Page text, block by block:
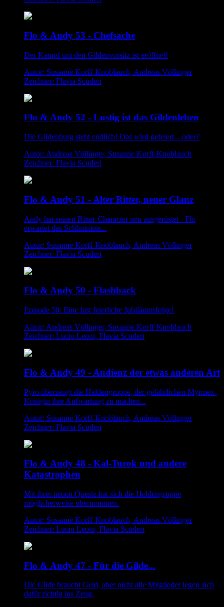
Flo & Andy 53 - Chefsache
Der Kampf um den Gildenvorsitz ist eröffnet!
Autor: Susanne Korff-Knoblauch, Andreas Völlinger
Zeichner: Flavia Scuderi
Flo & Andy 52 - Lustig ist das Gildenleben
Die Gildenburg steht endlich! Das wird gefeiert... oder?
Autor: Andreas Völlinger, Susanne Korff-Knoblauch
Zeichner: Flavia Scuderi
Flo & Andy 51 - Alter Ritter, neuer Glanz
Andy hat seinen Ritter-Character neu ausgerüstet - Flo
erwartet das Schlimmste...
Autor: Susanne Korff-Knoblauch, Andreas Völlinger
Zeichner: Flavia Scuderi
Flo & Andy 50 - Flashback
Episode 50: Eine fast feierliche Jubiläumsfolge!
Autor: Andreas Völlinger, Susanne Korff-Knoblauch
Zeichner: Lucio Leoni, Flavia Scuderi
Flo & Andy 49 - Audienz der etwas anderen Art
Pyro überzeugt die Heldengruppe, der gefährlichen Myrmex-
Königin ihre Aufwartung zu machen...
Autor: Susanne Korff-Knoblauch, Andreas Völlinger
Zeichner: Flavia Scuderi
Flo & Andy 48 - Kal-Turok und andere
Katastrophen
Mit ihrer neuen Queste hat sich die Heldengruppe
möglicherweise übernommen.
Autor: Susanne Korff-Knoblauch, Andreas Völlinger
Zeichner: Lucio Leoni, Flavia Scuderi
Flo & Andy 47 - Für die Gilde...
Die Gilde braucht Geld, aber nicht alle Mitglieder legen sich
dafür richtig ins Zeug.